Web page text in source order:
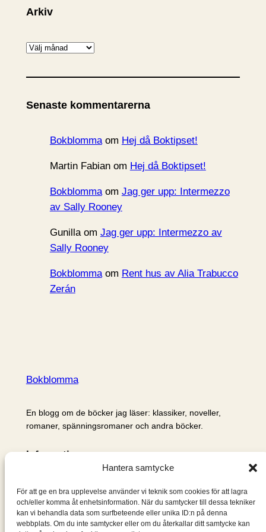
Hantera samtycke
För att ge en bra upplevelse använder vi teknik som cookies för att lagra
och/eller komma åt enhetsinformation. När du samtycker till dessa tekniker
kan vi behandla data som surfbeteende eller unika ID:n på denna
webbplats. Om du inte samtycker eller om du återkallar ditt samtycke kan
Arkiv
A
k
v
Senaste kommentarerna
Bokblommaom Hej då Boktipset!
Martin Fabianom Hej då Boktipset!
Bokblommaom Jag ger upp: Intermezzo
av Sally Rooney
Gunillaom Jag ger upp: Intermezzo av
Sally Rooney
Bokblommaom Rent hus av Alia Trabucco
Zerán
Bokblomma
En blogg om de böcker jag läser: klassiker, noveller,
romaner, spänningsromaner och andra böcker.
Information
Om mig & om bloggen
S
ö